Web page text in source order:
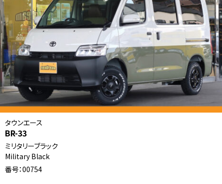
タウンエース
BR-33
ミリタリーブラック
Military Black
番号：00754